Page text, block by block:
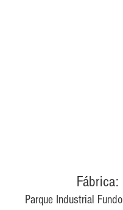
Fábrica:
Parque Industrial